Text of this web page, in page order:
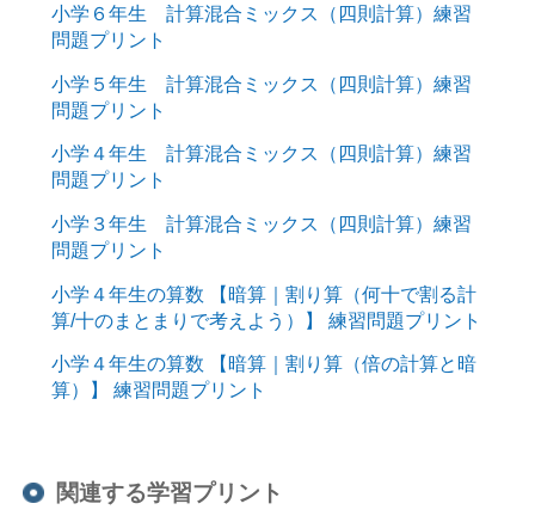
小学６年生 計算混合ミックス（四則計算）練習
問題プリント
小学５年生 計算混合ミックス（四則計算）練習
問題プリント
小学４年生 計算混合ミックス（四則計算）練習
問題プリント
小学３年生 計算混合ミックス（四則計算）練習
問題プリント
小学４年生の算数 【暗算｜割り算（何十で割る計
算/十のまとまりで考えよう）】 練習問題プリント
小学４年生の算数 【暗算｜割り算（倍の計算と暗
算）】 練習問題プリント
関連する学習プリント